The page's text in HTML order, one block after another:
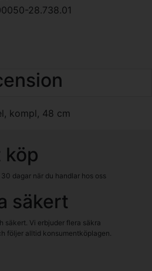
28.738.01
, kompl, 48 cm
köp
dagar när du handlar hos oss
säkert
säkert. Vi erbjuder flera säkra
följer alltid konsumentköplagen.